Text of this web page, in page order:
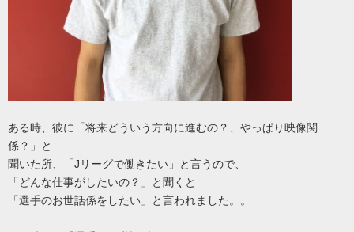
ある時、彼に「将来どういう方向に進むの？、やっぱり映像関
係？」と
聞いた所、「Jリーグで働きたい」と言うので、
「どんな仕事がしたいの？」と聞くと
「選手のお世話係をしたい」と言われました。。